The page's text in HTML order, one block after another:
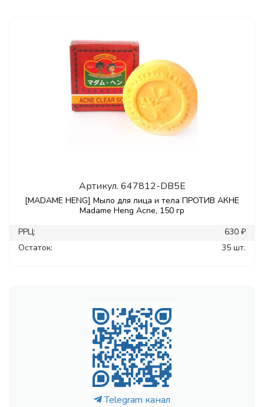
Артикул. 647812-DB5E
[MADAME HENG] Мыло для лица и тела ПРОТИВ АКНЕ
Madame Heng Acne, 150 гр
РРЦ:
630 ₽
Остаток:
35 шт.
Telegram канал